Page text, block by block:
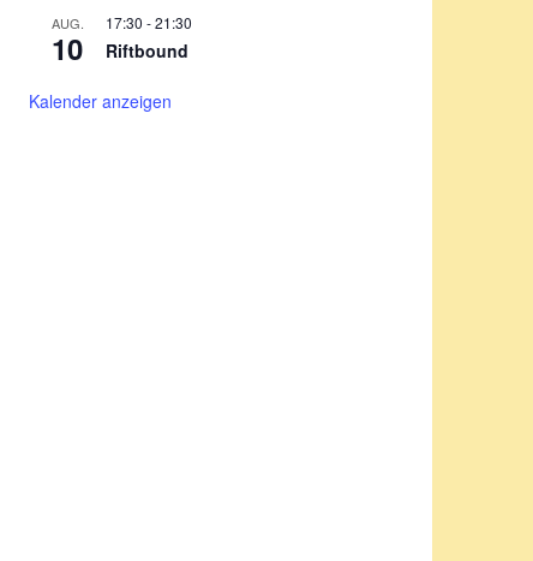
AUG.
10
17:30 -21:30
Riftbound
Kalender anzeigen